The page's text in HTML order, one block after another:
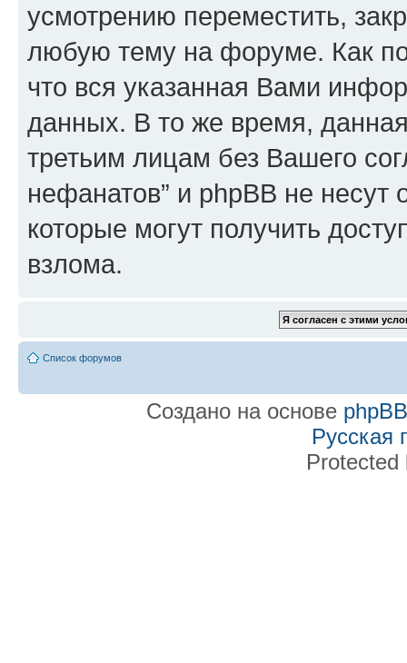
усмотрению переместить,
любую тему на форуме. Как
что вся указанная Вами
данных. В то же время,
третьим лицам без Вашего
нефанатов” и phpBB не несут
которые могут получить
взлома.
Список форумов
Создано на основе phpBB
Русская